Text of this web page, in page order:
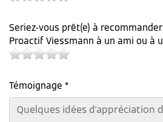
Seriez-vous prêt(e) à
Proactif Viessmann à un ami ou à
Témoignage *